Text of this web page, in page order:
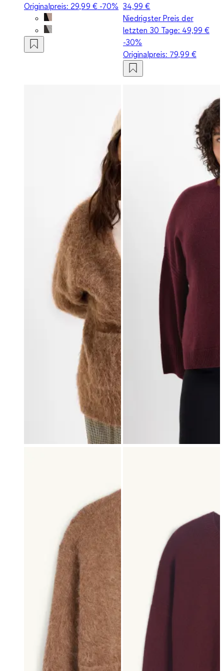
Originalpreis: 29,99 €-70% 34,99 €
Niedrigster Preis der
letzten 30 Tage: 49,99 €
-30%
Originalpreis: 79,99 €